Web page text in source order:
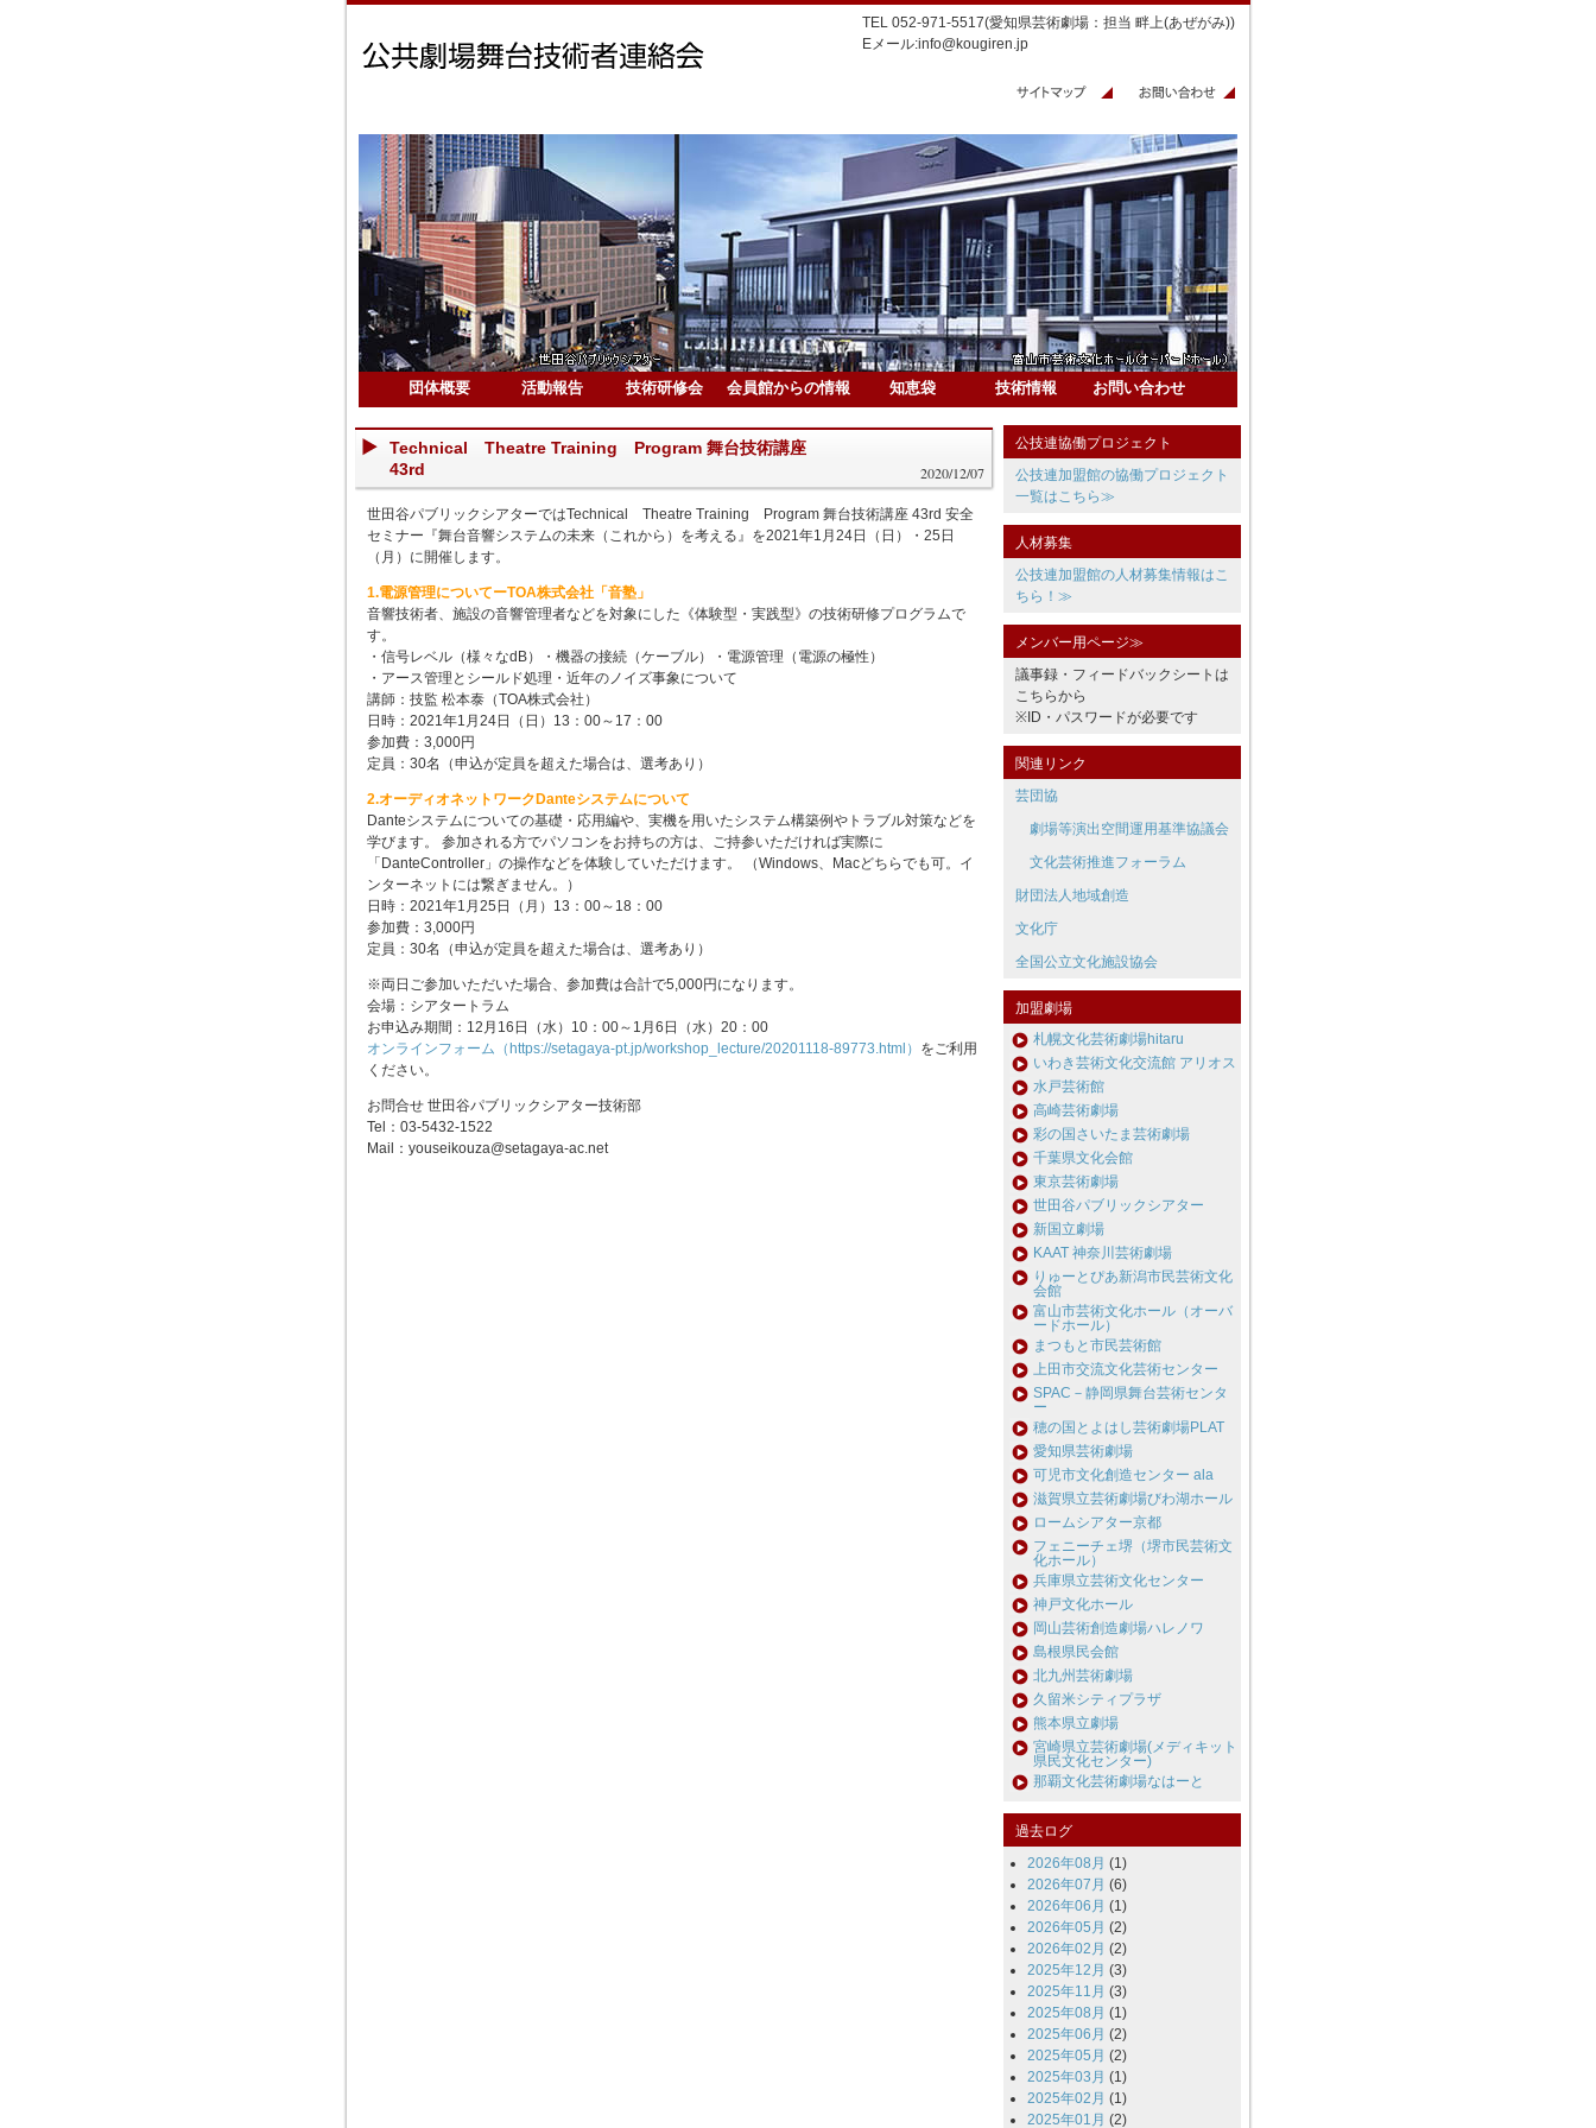
TEL 052-971-5517(愛知県芸術劇場：担当 畔上(あぜがみ))
Eメール:info@kougiren.jp
団体概要 活動報告 技術研修会 会員館からの情報 知恵袋 技術情報 お問い合わせ
Technical Theatre Training Program 舞台技術講座
43rd
2020/12/07
世田谷パブリックシアターではTechnical Theatre Training Program 舞台技術講座 43rd 安全
セミナー『舞台音響システムの未来（これから）を考える』を2021年1月24日（日）・25日
（月）に開催します。
1.電源管理についてーTOA株式会社「音塾」
音響技術者、施設の音響管理者などを対象にした《体験型・実践型》の技術研修プログラムで
す。
・信号レベル（様々なdB）・機器の接続（ケーブル）・電源管理（電源の極性）
・アース管理とシールド処理・近年のノイズ事象について
講師：技監 松本泰（TOA株式会社）
日時：2021年1月24日（日）13：00～17：00
参加費：3,000円
定員：30名（申込が定員を超えた場合は、選考あり）
2.オーディオネットワークDanteシステムについて
Danteシステムについての基礎・応用編や、実機を用いたシステム構築例やトラブル対策などを
学びます。 参加される方でパソコンをお持ちの方は、ご持参いただければ実際に
「DanteController」の操作などを体験していただけます。 （Windows、Macどちらでも可。イ
ンターネットには繋ぎません。）
日時：2021年1月25日（月）13：00～18：00
参加費：3,000円
定員：30名（申込が定員を超えた場合は、選考あり）
※両日ご参加いただいた場合、参加費は合計で5,000円になります。
会場：シアタートラム
お申込み期間：12月16日（水）10：00～1月6日（水）20：00
オンラインフォーム（https://setagaya-pt.jp/workshop_lecture/20201118-89773.html） をご利用
ください。
お問合せ 世田谷パブリックシアター技術部
Tel：03-5432-1522
Mail：youseikouza@setagaya-ac.net
公技連協働プロジェクト
公技連加盟館の協働プロジェクト
一覧はこちら≫
人材募集
公技連加盟館の人材募集情報はこ
ちら！≫
メンバー用ページ≫
議事録・フィードバックシートは
こちらから
※ID・パスワードが必要です
関連リンク
芸団協
劇場等演出空間運用基準協議会
文化芸術推進フォーラム
財団法人地域創造
文化庁
全国公立文化施設協会
加盟劇場
札幌文化芸術劇場hitaru
いわき芸術文化交流館 アリオス
水戸芸術館
高崎芸術劇場
彩の国さいたま芸術劇場
千葉県文化会館
東京芸術劇場
世田谷パブリックシアター
新国立劇場
KAAT 神奈川芸術劇場
りゅーとぴあ新潟市民芸術文化
会館
富山市芸術文化ホール（オーバ
ードホール）
まつもと市民芸術館
上田市交流文化芸術センター
SPAC－静岡県舞台芸術センタ
ー
穂の国とよはし芸術劇場PLAT
愛知県芸術劇場
可児市文化創造センター ala
滋賀県立芸術劇場びわ湖ホール
ロームシアター京都
フェニーチェ堺（堺市民芸術文
化ホール）
兵庫県立芸術文化センター
神戸文化ホール
岡山芸術創造劇場ハレノワ
島根県民会館
北九州芸術劇場
久留米シティプラザ
熊本県立劇場
宮崎県立芸術劇場(メディキット
県民文化センター)
那覇文化芸術劇場なはーと
過去ログ
2026年08月 (1)
2026年07月 (6)
2026年06月 (1)
2026年05月 (2)
2026年02月 (2)
2025年12月 (3)
2025年11月 (3)
2025年08月 (1)
2025年06月 (2)
2025年05月 (2)
2025年03月 (1)
2025年02月 (1)
2025年01月 (2)